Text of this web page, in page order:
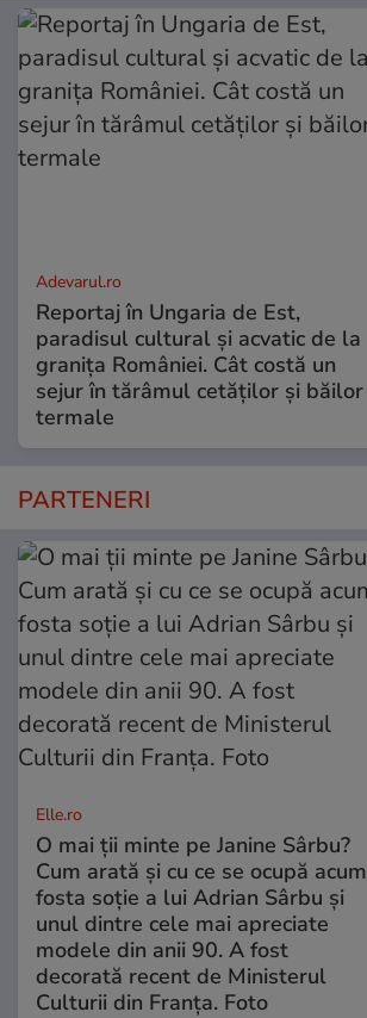
Adevarul.ro
Reportaj în Ungaria de Est,
paradisul cultural și acvatic de la
granița României. Cât costă un
sejur în tărâmul cetăților și băilor
termale
PARTENERI
Elle.ro
O mai ții minte pe Janine Sârbu?
Cum arată și cu ce se ocupă acum
fosta soție a lui Adrian Sârbu și
unul dintre cele mai apreciate
modele din anii 90. A fost
decorată recent de Ministerul
Culturii din Franța. Foto